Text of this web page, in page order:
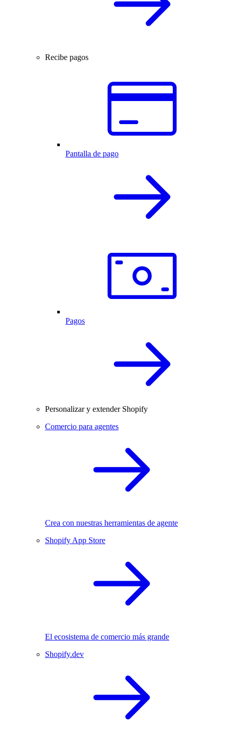
Recibe pagos
Pantalla de pago
Pagos
Personalizar y extender Shopify
Comercio para agentes
Crea con nuestras herramientas de agente
Shopify App Store
El ecosistema de comercio más grande
Shopify.dev